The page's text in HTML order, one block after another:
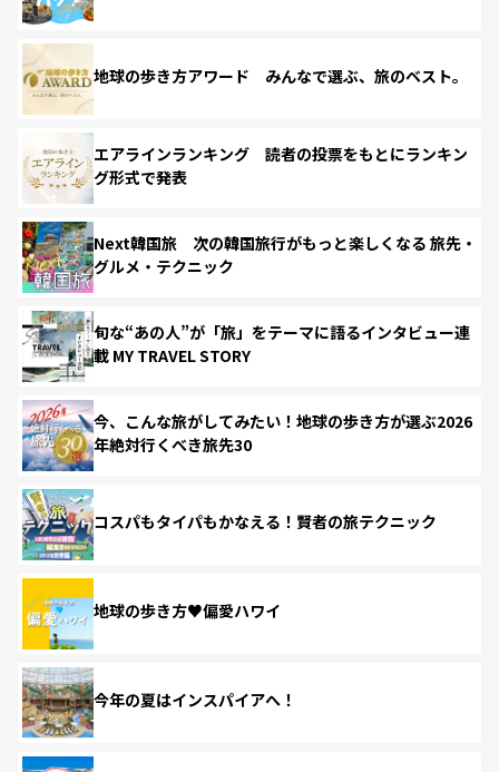
地球の歩き方アワード みんなで選ぶ、旅のベスト。
エアラインランキング 読者の投票をもとにランキン
グ形式で発表
Next韓国旅 次の韓国旅行がもっと楽しくなる 旅先・
グルメ・テクニック
旬な“あの人”が「旅」をテーマに語るインタビュー連
載 MY TRAVEL STORY
今、こんな旅がしてみたい！地球の歩き方が選ぶ2026
年絶対行くべき旅先30
コスパもタイパもかなえる！賢者の旅テクニック
地球の歩き方♥偏愛ハワイ
今年の夏はインスパイアへ！